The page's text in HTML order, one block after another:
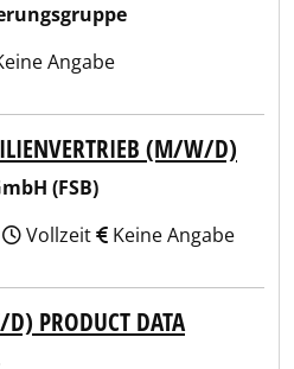
Angabe
(M/W/D)
(FSB)
Vollzeit Keine Angabe
PRODUCT DATA